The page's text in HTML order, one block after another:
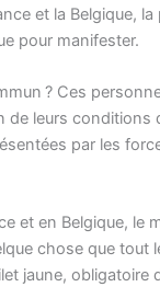
et la Belgique,
pour manifester.
? Ces
de leurs conditions
par les
et en Belgique, le
chose que tout
jaune, obligatoire